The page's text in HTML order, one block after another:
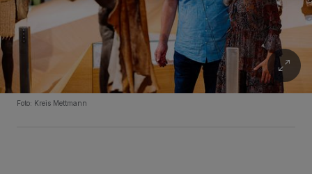
Foto: Kreis Mettmann